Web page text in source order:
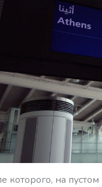
которого, на